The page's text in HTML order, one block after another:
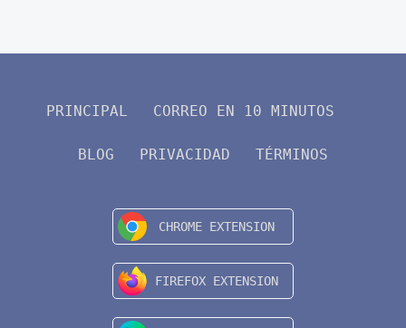
PRINCIPAL CORREO EN 10 MINUTOS
BLOG PRIVACIDAD TÉRMINOS